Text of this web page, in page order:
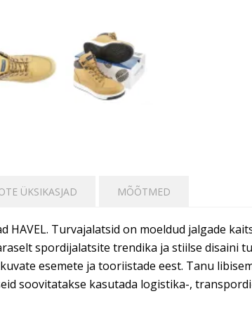
ÜKSIKASJAD MÕÕTMED
HAVEL. Turvajalatsid on moeldud jalgade
spordijalatsite trendika ja stiilse disaini
esemete ja tooriistade eest. Tanu
soovitatakse kasutada logistika-,